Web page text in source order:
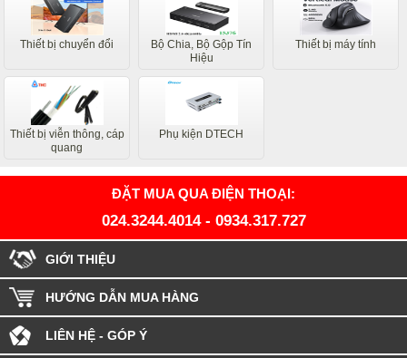
Thiết bị chuyển đổi
Bộ Chia, Bộ Gộp Tín
Hiệu
Thiết bị máy tính
Thiết bị viễn thông, cáp
quang
Phụ kiện DTECH
ĐẶT MUA QUA ĐIỆN THOẠI:
024.3244.4014- 0934.317.727
GIỚI THIỆU
HƯỚNG DẪN MUA HÀNG
LIÊN HỆ - GÓP Ý